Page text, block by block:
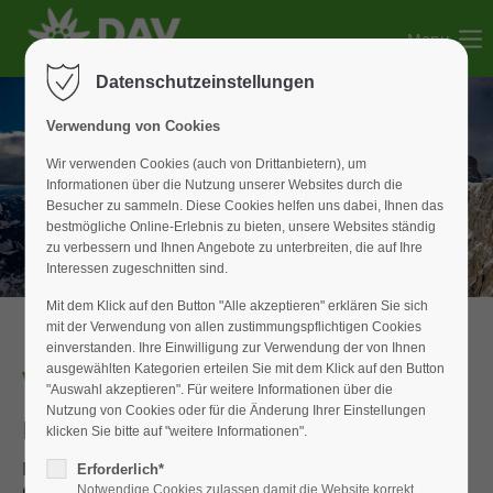
Der Eintrag "offcanvas-col2" existiert leider nicht.
Der Eintrag "offcanvas-col3" existiert leider nicht.
Der Eintrag "offcanvas-col4" existiert leider nicht.
Menu
Verein
In Franken zu Hause
Liebe Mitgliederinnen und Mitglieder, liebe
Datenschutzeinstellungen
Verwendung von Cookies
Wir verwenden Cookies (auch von Drittanbietern), um
Informationen über die Nutzung unserer Websites durch die
Besucher zu sammeln. Diese Cookies helfen uns dabei, Ihnen das
bestmögliche Online-Erlebnis zu bieten, unsere Websites ständig
zu verbessern und Ihnen Angebote zu unterbreiten, die auf Ihre
Interessen zugeschnitten sind.
Mit dem Klick auf den Button "Alle akzeptieren" erklären Sie sich
mit der Verwendung von allen zustimmungspflichtigen Cookies
einverstanden. Ihre Einwilligung zur Verwendung der von Ihnen
ausgewählten Kategorien erteilen Sie mit dem Klick auf den Button
"Auswahl akzeptieren". Für weitere Informationen über die
Nutzung von Cookies oder für die Änderung Ihrer Einstellungen
klicken Sie bitte auf "weitere Informationen".
Erforderlich*
Notwendige Cookies zulassen damit die Website korrekt